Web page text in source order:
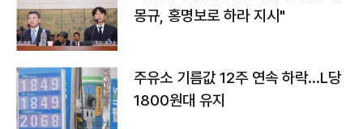
몽규, 홍명보로 하라 지시"
주유소 기름값 12주 연속 하락…L당
1800원대 유지